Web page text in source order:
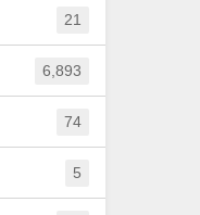
21
6,893
74
5